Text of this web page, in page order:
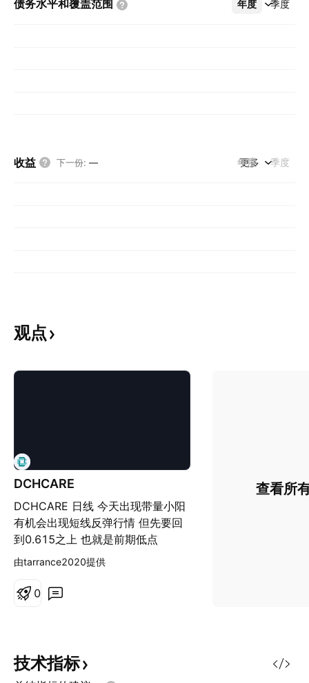
债务水平和覆盖范围 年度 季度
更多
收益 下一份: — 年度 季度
更多
观点
DCHCARE
DCHCARE 日线 今天出现带量小阳
有机会出现短线反弹行情 但先要回
到0.615之上 也就是前期低点
由tarrance2020提供
0
查看所
技术指标